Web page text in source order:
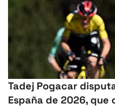
Tadej Pogacar
España de 2026, que